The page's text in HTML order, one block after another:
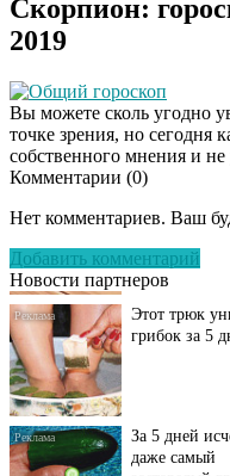
Скорпион:
2019
Общий гороскоп
Вы можете сколь угодно
точке зрения, но сегодня
собственного мнения и
Комментарии (0)
Нет комментариев. Ваш
Добавить комментарий
Новости партнеров
Даже самый
исчезнет с
грибок за 5
даже самый
застарелый